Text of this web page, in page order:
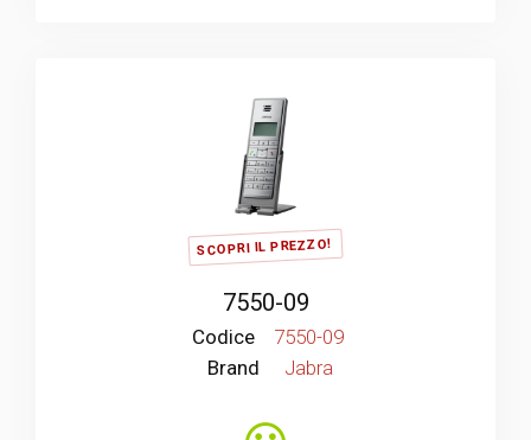
SCOPRI IL PREZZO!
7550-09
Codice
7550-09
Brand
Jabra